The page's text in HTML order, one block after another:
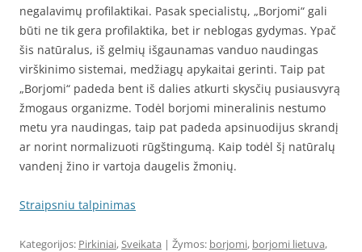
negalavimų profilaktikai. Pasak specialistų, „Borjomi“ gali
būti ne tik gera profilaktika, bet ir neblogas gydymas. Ypač
šis natūralus, iš gelmių išgaunamas vanduo naudingas
virškinimo sistemai, medžiagų apykaitai gerinti. Taip pat
„Borjomi“ padeda bent iš dalies atkurti skysčių pusiausvyrą
žmogaus organizme. Todėl borjomi mineralinis nestumo
metu yra naudingas, taip pat padeda apsinuodijus skrandį
ar norint normalizuoti rūgštingumą. Kaip todėl šį natūralų
vandenį žino ir vartoja daugelis žmonių.
Straipsniu talpinimas
Kategorijos: Pirkiniai,Sveikata | Žymos: borjomi, borjomi lietuva,